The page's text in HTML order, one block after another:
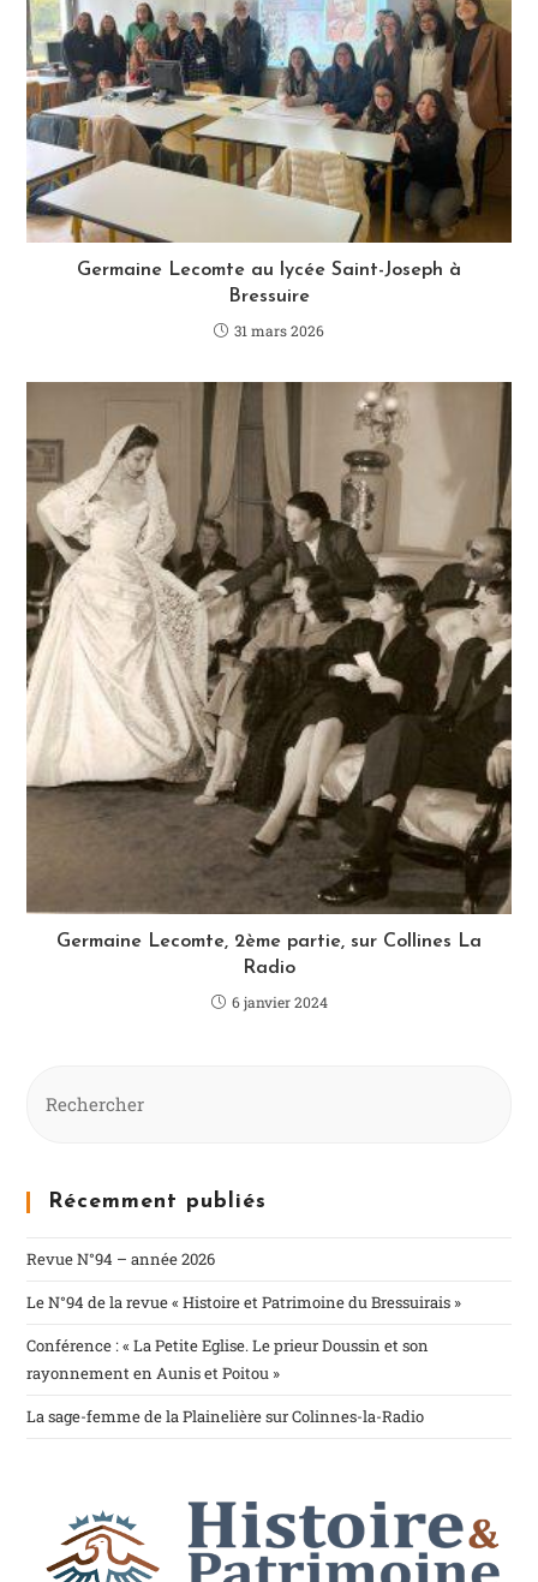
Germaine Lecomte au lycée Saint-Joseph à
Bressuire
31 mars 2026
Germaine Lecomte, 2ème partie, sur Collines La
Radio
6 janvier 2024
Récemment publiés
Revue N°94 – année 2026
Le N°94 de la revue « Histoire et Patrimoine du Bressuirais »
Conférence : « La Petite Eglise. Le prieur Doussin et son
rayonnement en Aunis et Poitou »
La sage-femme de la Plainelière sur Colinnes-la-Radio